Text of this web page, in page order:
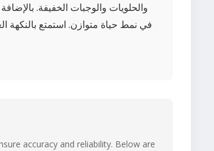
والحلويات والوجبات الخفيفة.
في نمط حياة متوازن. استمتع بالنكهة
accuracy and reliability. Below are